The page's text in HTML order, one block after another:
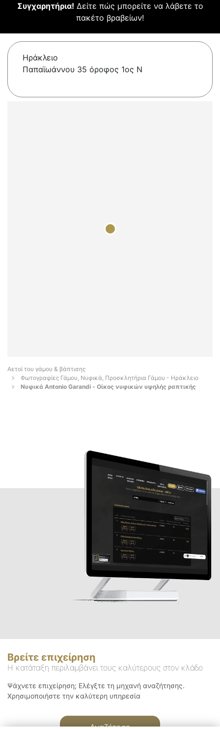
Συγχαρητήρια! Δείτε πώς μπορείτε να λάβετε το
πακέτο βραβείων!
Ηράκλειο
Παπαϊωάννου 35 όροφος 1ος Ν
Αετοί του γάμου & βάπτισης
Φωτογραφίες Γάμου, Νυφικά, Προσκλητήρια Γάμου - Ηράκλειο
Νυφικά Antonio Garandi - Οίκος νυφικών υψηλής ραπτικής
Βρείτε επιχείρηση
Η κατάταξη περιλαμβάνει τους καλύτερους στον κλάδο
Ψάχνετε επιχείρηση; Ελέγξτε τη μηχανή αναζήτησης.
Χρησιμοποιήστε την καλύτερη υπηρεσία